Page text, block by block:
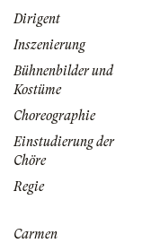
Dirigent
Inszenierung
Bühnenbilder und
Kostüme
Choreographie
Einstudierung der
Chöre
Regie
Carmen